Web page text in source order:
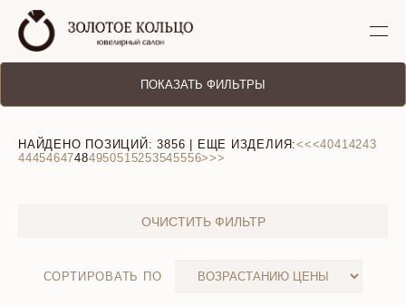
ПОКАЗАТЬ ФИЛЬТРЫ
НАЙДЕНО ПОЗИЦИЙ:3856 | ЕЩЕ ИЗДЕЛИЯ:<<<40414243
44454647484950515253545556>>>
ОЧИСТИТЬ ФИЛЬТР
СОРТИРОВАТЬ ПО